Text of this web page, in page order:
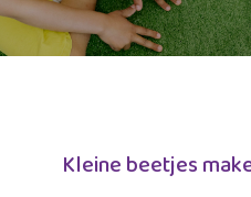
Kleine beetjes